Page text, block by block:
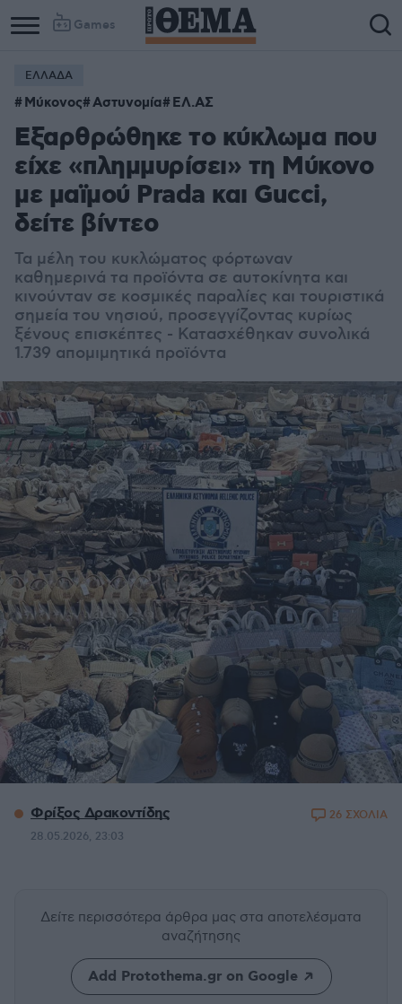
Games
ΕΛΛΑΔΑ
Μύκονος Αστυνομία ΕΛ.ΑΣ
Εξαρθρώθηκε το κύκλωμα που
είχε «πλημμυρίσει» τη Μύκονο
με μαϊμού Prada και Gucci,
δείτε βίντεο
Τα μέλη του κυκλώματος φόρτωναν
καθημερινά τα προϊόντα σε αυτοκίνητα και
κινούνταν σε κοσμικές παραλίες και τουριστικά
σημεία του νησιού, προσεγγίζοντας κυρίως
ξένους επισκέπτες - Κατασχέθηκαν συνολικά
1.739 απομιμητικά προϊόντα
Φρίξος Δρακοντίδης
28.05.2026, 23:03
26 ΣΧΟΛΙΑ
Δείτε περισσότερα άρθρα μας στα αποτελέσματα
αναζήτησης
Add Protothema.gr on Google